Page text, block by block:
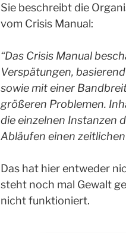
Sie beschreibt die
vom Crisis Manual:
“Das Crisis Manual
Verspätungen,
sowie mit einer
größeren Problemen.
die einzelnen Instanzen
Abläufen einen
Das hat hier entweder
steht noch mal Gewalt
nicht funktioniert.